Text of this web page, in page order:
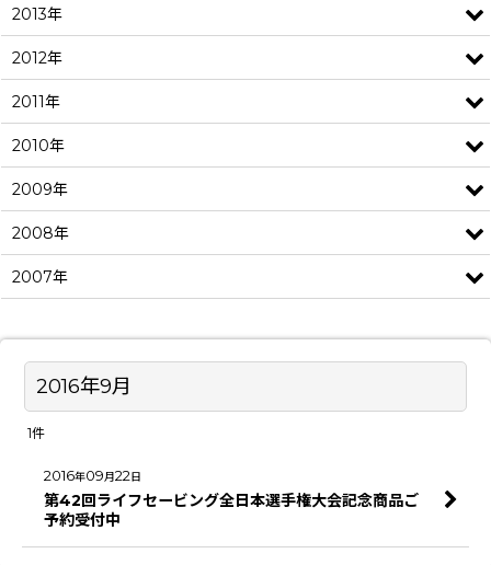
2016年9月
1件
2016年09月22日
第42回ライフセービング全日本選手権大会記念商品ご
予約受付中
2013年
2012年
2011年
2010年
2009年
2008年
2007年